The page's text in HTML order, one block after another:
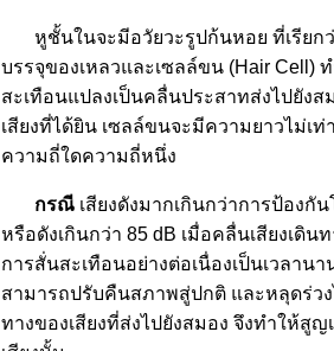
หูชั้นในจะมีอวัยวะรูปก้นหอย ที่เรียก
บรรจุของเหลวและเซลล์ขน (Hair Cell)
สะเทือนแปลงเป็นคลื่นประสาทส่งไปยัง
เสียงที่ได้ยิน เซลล์ขนจะมีความยาวไม่เ
ความถี่ใดความถี่หนึ่ง
กรณี เสียงดังมากเกินกว่าการป้องกั
หรือดังเกินกว่า 85 dB เมื่อคลื่นเสียงเดิ
การสั่นสะเทือนอย่างต่อเนื่องเป็นเวลาน
สามารถปรับคืนสภาพสู่ปกติ และหลุดร่วง
ทางของเสียงที่ส่งไปยังสมอง จึงทำให้สู